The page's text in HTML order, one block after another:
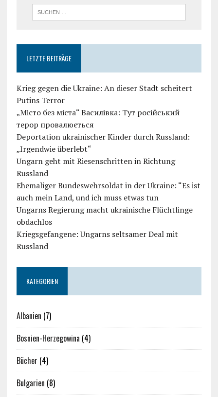
LETZTE BEITRÄGE
Krieg gegen die Ukraine: An dieser Stadt scheitert
Putins Terror
„Місто без міста“ Василівка: Тут російський
терор провалюється
Deportation ukrainischer Kinder durch Russland:
„Irgendwie überlebt“
Ungarn geht mit Riesenschritten in Richtung
Russland
Ehemaliger Bundeswehrsoldat in der Ukraine: “Es ist
auch mein Land, und ich muss etwas tun
Ungarns Regierung macht ukrainische Flüchtlinge
obdachlos
Kriegsgefangene: Ungarns seltsamer Deal mit
Russland
KATEGORIEN
Albanien (7)
Bosnien-Herzegowina (4)
Bücher (4)
Bulgarien (8)